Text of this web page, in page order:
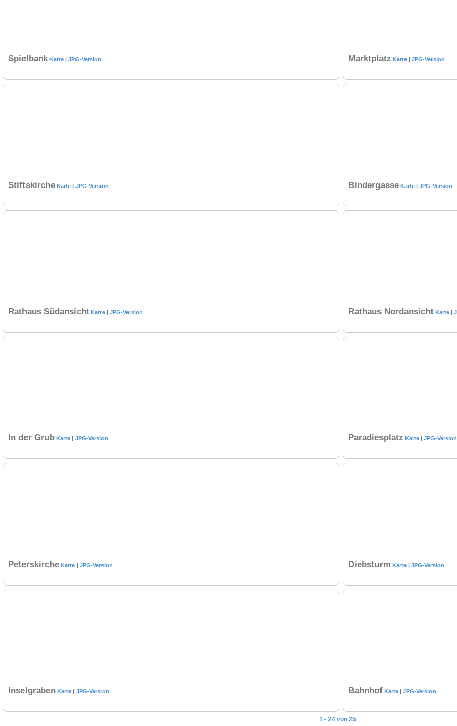
SpielbankKarte JPG-Version Marktplatz Karte JPG-Version
Stiftskirche Karte | JPG-Version Bindergasse Karte | JPG-Version
Rathaus Südansicht Karte | JPG-Version Rathaus Nordansicht Karte |
In der Grub Karte JPG-Version Paradiesplatz Karte JPG-Version
Peterskirche Karte | JPG-Version Diebsturm Karte | JPG-Version
Inselgraben Karte | JPG-Version Bahnhof Karte | JPG-Version
1 - 24 von 25